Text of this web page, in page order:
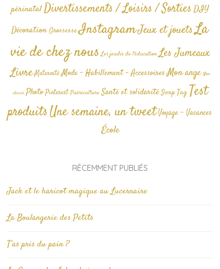
périnatalDivertissements / Loisirs / SortiesDIY
Décoration GrossesseInstagramJeux et jouetsLa
vie de chez nous Les jeudis de l'éducation Les Jumeaux
Livre Maternité Mode - Habillement - AccessoiresMon ange Non
classé Photo Pinterest Puériculture Santé et solidarité Swap TagTest
produitsUne semaine, un tweetVoyage - Vacances
École
RÉCEMMENT PUBLIÉS
Jack et le haricot magique au Lucernaire
La Boulangerie des Petits
T’as pris du pain ?